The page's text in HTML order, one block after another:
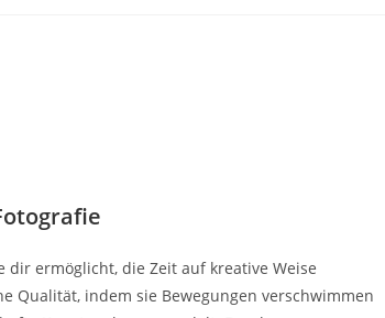
ermöglicht, die Zeit auf kreative Weise
Qualität, indem sie Bewegungen verschwimmen